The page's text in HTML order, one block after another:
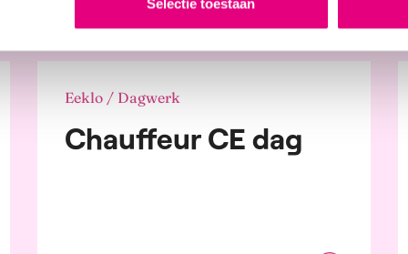
Selectie toestaan
Eeklo / Dagwerk
Chauffeur CE dag